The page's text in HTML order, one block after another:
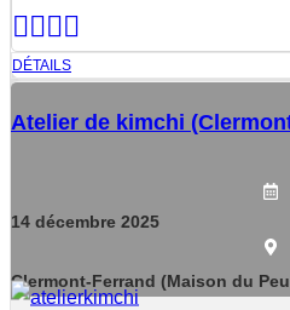
DÉTAILS
Atelier de kimchi
14 décembre 2025
Clermont-Ferrand (Maison du